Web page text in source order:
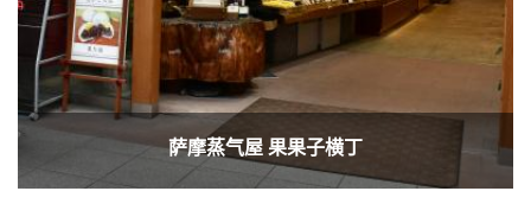
萨摩蒸气屋 果果子横丁